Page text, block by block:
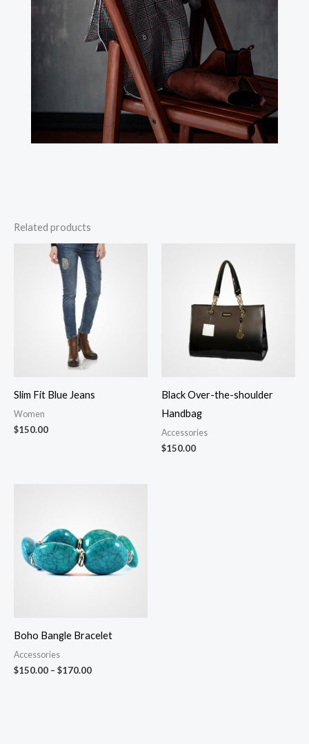
Related products
Slim Fit Blue Jeans
Women
$150.00
Black Over-the-shoulder
Handbag
Accessories
$150.00
Boho Bangle Bracelet
Accessories
$150.00 – $170.00
$170.00